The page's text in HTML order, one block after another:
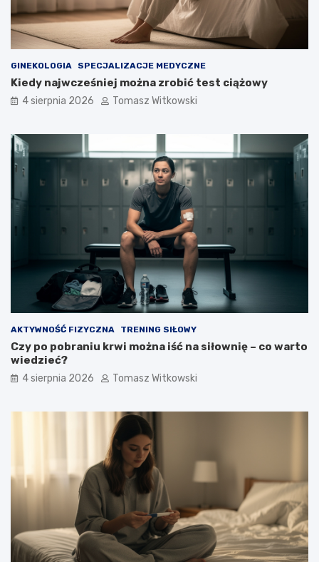
GINEKOLOGIA SPECJALIZACJE MEDYCZNE
Kiedy najwcześniej można zrobić test ciążowy
4 sierpnia 2026 Tomasz Witkowski
AKTYWNOŚĆ FIZYCZNA TRENING SIŁOWY
Czy po pobraniu krwi można iść na siłownię – co warto
wiedzieć?
4 sierpnia 2026 Tomasz Witkowski